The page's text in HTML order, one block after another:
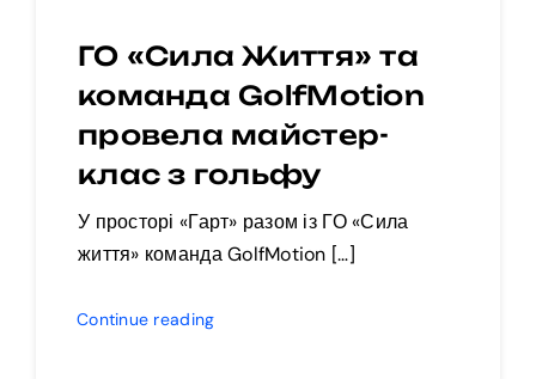
ГО «Сила Життя» та
команда GolfMotion
провела майстер-
клас з гольфу
У просторі «Гарт» разом із ГО «Сила
життя» команда GolfMotion […]
Continue reading